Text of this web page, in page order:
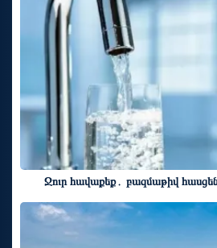
Ջուր հավաքեք․ բազմաթիվ